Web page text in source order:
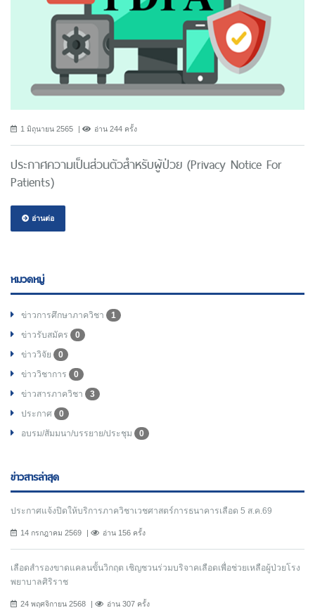
1 มิถุนายน 2565 อ่าน 244 ครั้ง
ประกาศความเป็นส่วนตัวสำหรับผู้ป่วย (Privacy Notice For
Patients)
อ่านต่อ
หมวดหมู่
ข่าวการศึกษาภาควิชา
1
ข่าวรับสมัคร
0
ข่าววิจัย
0
ข่าววิชาการ
0
ข่าวสารภาควิชา
3
ประกาศ
0
อบรม/สัมมนา/บรรยาย/ประชุม
0
ข่าวสารล่าสุด
ประกาศแจ้งปิดให้บริการภาควิชาเวชศาสตร์การธนาคารเลือด 5 ส.ค.69
14 กรกฎาคม 2569 อ่าน 156 ครั้ง
เลือดสำรองขาดแคลนขั้นวิกฤต เชิญชวนร่วมบริจาคเลือดเพื่อช่วยเหลือผู้ป่วยโรง
พยาบาลศิริราช
24 พฤศจิกายน 2568 อ่าน 307 ครั้ง